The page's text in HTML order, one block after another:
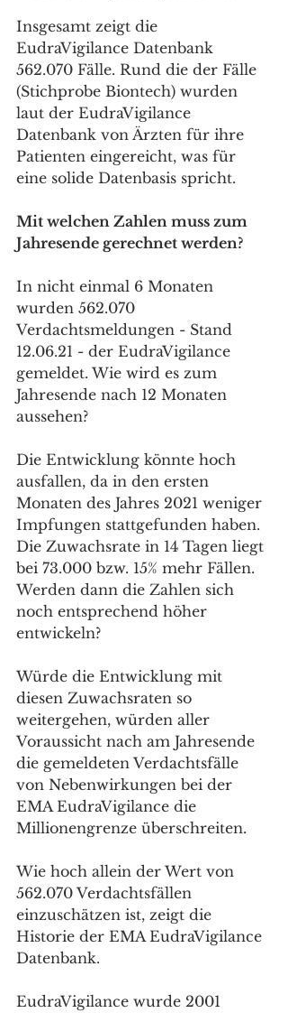
Insgesamt zeigt die
EudraVigilance Datenbank
562.070 Fälle. Rund die der Fälle
(Stichprobe Biontech) wurden
laut der EudraVigilance
Datenbank von Ärzten für ihre
Patienten eingereicht, was für
eine solide Datenbasis spricht.
Mit welchen Zahlen muss zum
Jahresende gerechnet werden?
In nicht einmal 6 Monaten
wurden 562.070
Verdachtsmeldungen - Stand
12.06.21 - der EudraVigilance
gemeldet. Wie wird es zum
Jahresende nach 12 Monaten
aussehen?
Die Entwicklung könnte hoch
ausfallen, da in den ersten
Monaten des Jahres 2021 weniger
Impfungen stattgefunden haben.
Die Zuwachsrate in 14 Tagen liegt
bei 73.000 bzw. 15% mehr Fällen.
Werden dann die Zahlen sich
noch entsprechend höher
entwickeln?
Würde die Entwicklung mit
diesen Zuwachsraten so
weitergehen, würden aller
Voraussicht nach am Jahresende
die gemeldeten Verdachtsfälle
von Nebenwirkungen bei der
EMA EudraVigilance die
Millionengrenze überschreiten.
Wie hoch allein der Wert von
562.070 Verdachtsfällen
einzuschätzen ist, zeigt die
Historie der EMA EudraVigilance
Datenbank.
EudraVigilance wurde 2001